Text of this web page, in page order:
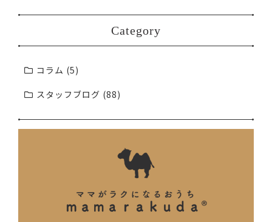
Category
コラム (5)
スタッフブログ (88)